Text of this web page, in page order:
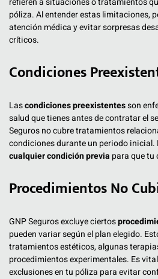
póliza. Al entender estas limitaciones,
atención médica y evitar sorpresas
críticos.
Condiciones
Lascondiciones preexistentesson
salud que tienes antes de contratar el
Seguros no cubre tratamientos
condiciones durante un periodo inicial.
cualquier condición previa para que tu
Procedimientos No
GNP Seguros excluye ciertos
pueden variar según el plan elegido.
tratamientos estéticos, algunas
procedimientos experimentales. Es
exclusiones en tu póliza para evitar